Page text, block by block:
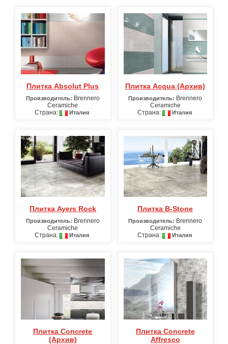
Плитка Absolut Plus
Производитель: Brennero
Ceramiche
Страна:
Италия
Плитка Acqua (Архив)
Производитель: Brennero
Ceramiche
Страна:
Италия
Плитка Ayers Rock
Производитель: Brennero
Ceramiche
Страна:
Италия
Плитка B-Stone
Производитель: Brennero
Ceramiche
Страна:
Италия
Плитка Concrete
(Архив)
Плитка Concrete
Affresco